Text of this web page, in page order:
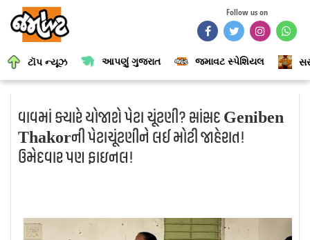
Follow us on
ટૉપ ન્યૂઝ આપણું ગુજરાત જમાવટ સ્પેશિયલ
વાવમાં ક્યારે યોજાશે પેટા ચૂંટણી? સાંસદ Geniben
Thakorની પેટાચૂંટણીને લઈ મોટી જાહેરાત!
ઉમેદવાર પણ ફાઇનલ!